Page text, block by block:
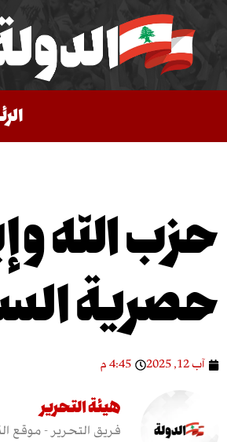
حزب الله
حصرية
آب 12, 2025 4:45 م
هيئة التحرير
فريق التحرير - موقع